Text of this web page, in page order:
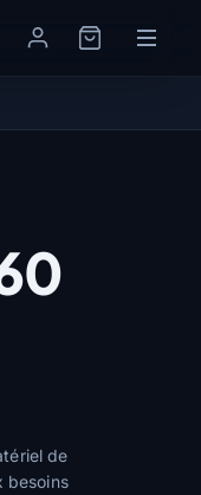
de
besoins